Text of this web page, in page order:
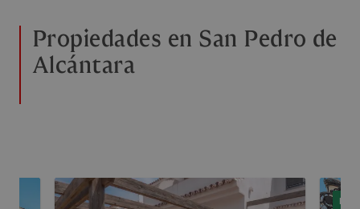
Propiedades en San Pedro de
Alcántara